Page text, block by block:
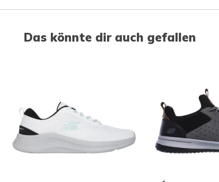
Das könnte dir auch gefallen